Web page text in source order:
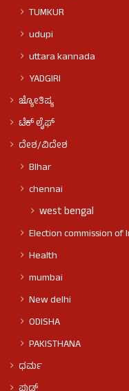
TUMKUR
udupi
uttara kannada
YADGIRI
ಜ್ಯೋತಿಷ್ಯ
ಟೆಕ್ ಲೈಫ್
ದೇಶ/ವಿದೇಶ
BIhar
chennai
west bengal
Election commission of
Health
mumbai
New delhi
ODISHA
PAKISTHANA
ಧರ್ಮ